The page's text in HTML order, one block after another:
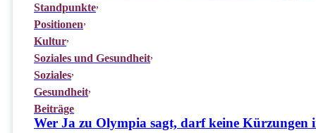
Standpunkte
Positionen
Kultur
Soziales und Gesundheit
Soziales
Gesundheit
Beiträge
Wer Ja zu Olympia sagt, darf keine Kürzungen